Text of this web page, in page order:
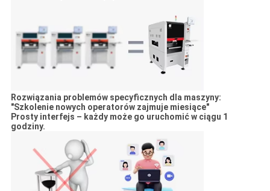
Rozwiązania problemów specyficznych dla maszyny:
"Szkolenie nowych operatorów zajmuje miesiące"
Prosty interfejs – każdy może go uruchomić w ciągu 1
godziny.